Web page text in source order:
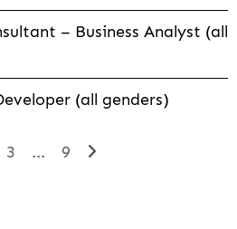
– Business Analyst (all
(all genders)
3 ... 9